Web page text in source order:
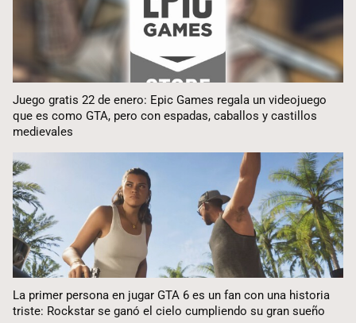
Juego gratis 22 de enero: Epic Games regala un videojuego
que es como GTA, pero con espadas, caballos y castillos
medievales
La primer persona en jugar GTA 6 es un fan con una historia
triste: Rockstar se ganó el cielo cumpliendo su gran sueño